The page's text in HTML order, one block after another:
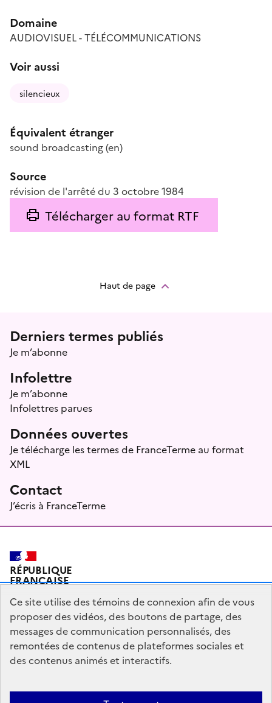
Domaine
AUDIOVISUEL - TÉLÉCOMMUNICATIONS
Voir aussi
silencieux
Équivalent étranger
sound broadcasting(en)
Source
révision de l'arrêté du 3 octobre 1984
Télécharger au format RTF
Haut de page
Menu prefooter
Derniers termes publiés
Je m’abonne
Infolettre
Je m’abonne
Infolettres parues
Données ouvertes
Je télécharge les termes de FranceTerme au format
XML
Contact
J’écris à FranceTerme
RÉPUBLIQUE
FRANÇAISE
Plan du site Mentions légales Qui sommes-nous ?
Partagez votre expérience pour améliorer les services
Accessibilité : partiellement conforme
Ce site utilise des témoins de connexion afin de vous
proposer des vidéos, des boutons de partage, des
messages de communication personnalisés, des
remontées de contenus de plateformes sociales et
des contenus animés et interactifs.